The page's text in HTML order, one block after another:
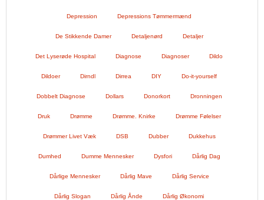
Depression Depressions Tømmermænd
De Stikkende Damer Detaljenørd Detaljer
Det Lyserøde Hospital Diagnose Diagnoser Dildo
Dildoer Dirndl Dirrea DIY Do-it-yourself
Dobbelt Diagnose Dollars Donorkort Dronningen
Druk Drømme Drømme. Knirke Drømme Følelser
Drømmer Livet Væk DSB Dubber Dukkehus
Dumhed Dumme Mennesker Dysfori Dårlig Dag
Dårlige Mennesker Dårlig Mave Dårlig Service
Dårlig Slogan Dårlig Ånde Dårlig Økonomi